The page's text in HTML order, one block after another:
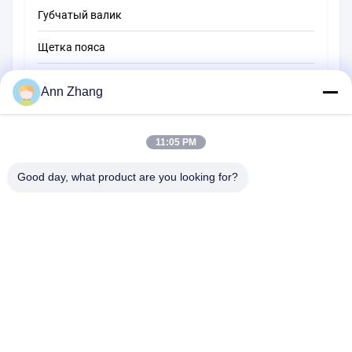
Губчатый валик
Щетка пояса
Щетка
Торцевая щетка для проводов
Ann Zhang
11:05 PM
Good day, what product are you looking for?